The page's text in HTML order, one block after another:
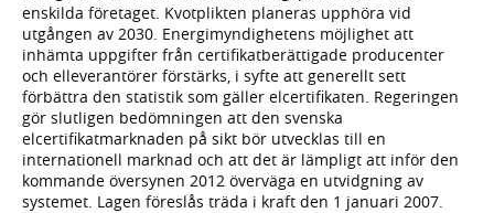
enskilda företaget. Kvotplikten planeras upphöra vid
utgången av 2030. Energimyndighetens möjlighet att
inhämta uppgifter från certifikatberättigade producenter
och elleverantörer förstärks, i syfte att generellt sett
förbättra den statistik som gäller elcertifikaten. Regeringen
gör slutligen bedömningen att den svenska
elcertifikatmarknaden på sikt bör utvecklas till en
internationell marknad och att det är lämpligt att inför den
kommande översynen 2012 överväga en utvidgning av
systemet. Lagen föreslås träda i kraft den 1 januari 2007.